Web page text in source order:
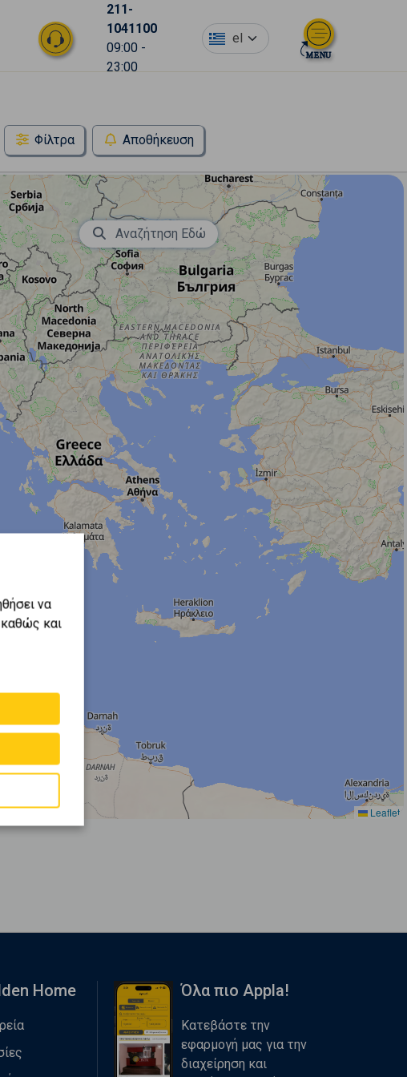
211-
1041100
09:00 -
23:00
el
Φίλτρα Αποθήκευση
Leaflet
Αναζήτηση Εδώ
να
καθώς και
Home Όλα πιο Appla!
Κατεβάστε την
εφαρμογή μας για την
διαχείρηση και